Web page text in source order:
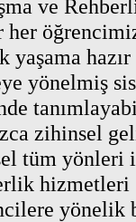
ve
her
yaşama
yönelmiş
zihinsel
tüm yönleri
hizmetleri
yönelik